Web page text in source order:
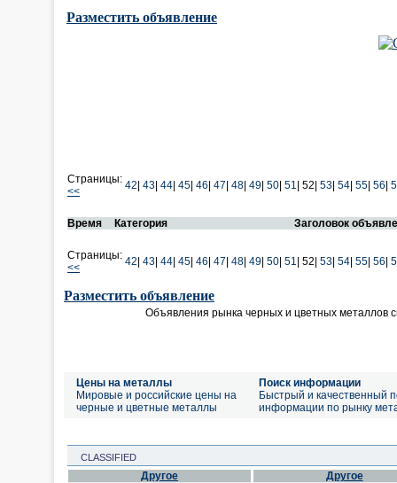
Разместить объявление
Страницы:
<<
42 43 44 45 46 47 48 49 50 51 52| 53 54 55 56
Время Категория Заголовок
Страницы:
<<
42 43 44 45 46 47 48 49 50 51 52| 53 54 55 56
Разместить объявление
Объявления рынка черных и цветных металлов
Цены на металлы
Мировые и российские цены на
черные и цветные металлы
Поиск информации
Быстрый и качественный
информации по рынку
CLASSIFIED
Другое Другое